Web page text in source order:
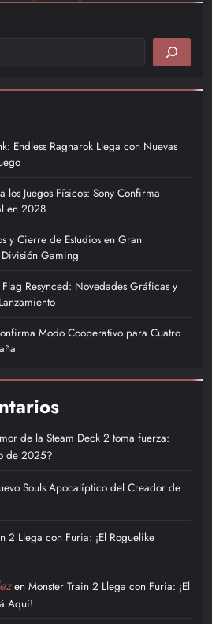
Endless Ragnarok Llega con Nuevas
los Juegos Físicos: Sony Confirma
en 2028
y Cierre de Estudios en Gran
Gaming
Flag Resynced: Novedades Gráficas y
Modo Cooperativo para Cuatro
de la Steam Deck 2 toma fuerza:
de 2025?
Souls Apocalíptico del Creador de
2 Llega con Furia: ¡El Roguelike
en Monster Train 2 Llega con Furia: ¡El
Aquí!